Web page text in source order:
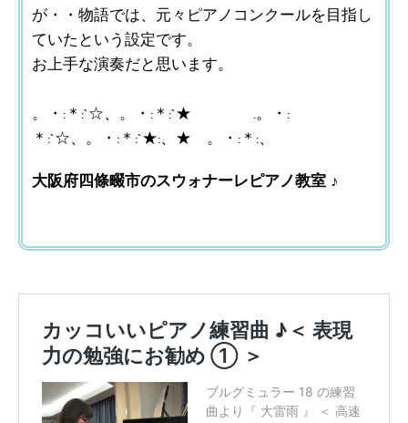
が・・物語では、元々ピアノコンクールを目指し
ていたという設定です。
お上手な演奏だと思います。
。・:＊:`☆、。・:＊:`★ .。・:
＊:`☆、。・:＊:`★:、★ 。・:＊:、
大阪府四條畷市のスウォナーレピアノ教室 ♪